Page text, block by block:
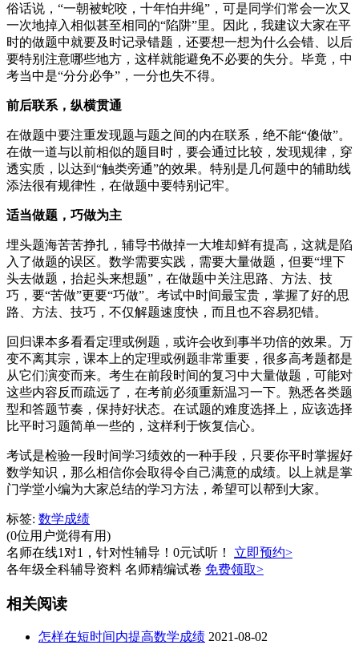
俗话说，“一朝被蛇咬，十年怕井绳”，可是同学们常会一次又
一次地掉入相似甚至相同的“陷阱”里。因此，我建议大家在平
时的做题中就要及时记录错题，还要想一想为什么会错、以后
要特别注意哪些地方，这样就能避免不必要的失分。毕竟，中
考当中是“分分必争”，一分也失不得。
前后联系，纵横贯通
在做题中要注重发现题与题之间的内在联系，绝不能“傻做”。
在做一道与以前相似的题目时，要会通过比较，发现规律，穿
透实质，以达到“触类旁通”的效果。特别是几何题中的辅助线
添法很有规律性，在做题中要特别记牢。
适当做题，巧做为主
埋头题海苦苦挣扎，辅导书做掉一大堆却鲜有提高，这就是陷
入了做题的误区。数学需要实践，需要大量做题，但要“埋下
头去做题，抬起头来想题”，在做题中关注思路、方法、技
巧，要“苦做”更要“巧做”。考试中时间最宝贵，掌握了好的思
路、方法、技巧，不仅解题速度快，而且也不容易犯错。
回归课本多看看定理或例题，或许会收到事半功倍的效果。万
变不离其宗，课本上的定理或例题非常重要，很多高考题都是
从它们演变而来。考生在前段时间的复习中大量做题，可能对
这些内容反而疏远了，在考前必须重新温习一下。熟悉各类题
型和答题节奏，保持好状态。在试题的难度选择上，应该选择
比平时习题简单一些的，这样利于恢复信心。
考试是检验一段时间学习绩效的一种手段，只要你平时掌握好
数学知识，那么相信你会取得令自己满意的成绩。以上就是掌
门学堂小编为大家总结的学习方法，希望可以帮到大家。
标签: 数学成绩
(0位用户觉得有用)
名师在线1对1，针对性辅导！0元试听！
立即预约>
各年级全科辅导资料 名师精编试卷 免费领取>
相关阅读
怎样在短时间内提高数学成绩 2021-08-02